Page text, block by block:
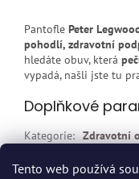
Tento web používá
Pantofle Peter
pohodlí, zdravotní
hledáte obuv, která
vypadá, našli jste tu
Doplňkové
Kategorie: Zdravotní